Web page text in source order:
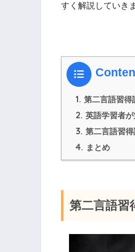
すく解説していき
1. 第二言語習得
2. 英語学習者
3. 第二言語習
4. まとめ
第二言語習